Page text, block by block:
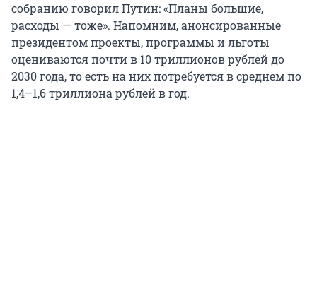
собранию говорил Путин: «Планы большие,
расходы — тоже». Напомним, анонсированные
президентом проекты, программы и льготы
оцениваются почти в 10 триллионов рублей до
2030 года, то есть на них потребуется в среднем по
1,4–1,6 триллиона рублей в год.